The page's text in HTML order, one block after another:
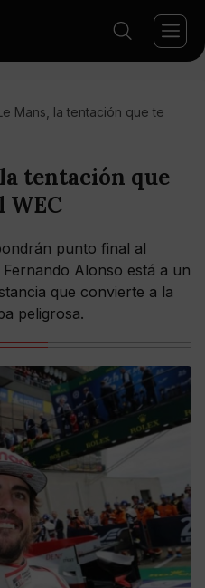
Mans, la tentación que te
tentación que
WEC
punto final al
Alonso está a un
que convierte a la
peligrosa.